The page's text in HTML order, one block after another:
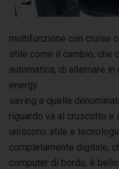
multifunzione con cruise
stile come il cambio, che
automatica, di alternare
energy
saving e quella
riguardo va al cruscotto
uniscono stile e
completamente digitale,
computer di bordo, è